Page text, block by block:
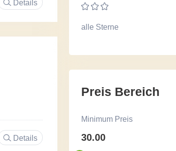
Details
Details
alle Sterne
Preis Bereich
Minimum Preis
30.00